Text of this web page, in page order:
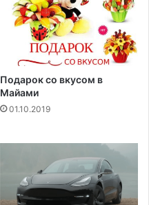
Подарок со вкусом в
Майами
01.10.2019